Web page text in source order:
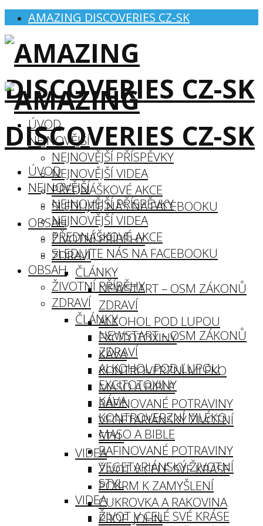
AMAZING DISCOVERIES CZ-SK
ÚVOD
NEJNOVĚJŠÍ
NEJNOVĚJŠÍ PŘÍSPĚVKY
NEJNOVĚJŠÍ VIDEA
PŘEDNÁŠKOVÉ AKCE
SLEDUJTE NÁS NA FACEBOOKU
OBSAH
ŽIVOTNÍ PŘÍBĚHY
ZDRAVÍ
ČLÁNKY
NEWSTART – OSM ZÁKONŮ
ZDRAVÍ
ALKOHOL POD LUPOU
EXCITOTOXINY
KÁVA
KONTROVERZNÍ MLÉKO
MASO A BIBLE
RAFINOVANÉ POTRAVINY
VEGETARIÁNSKÝ ŽIVOTNÍ
STYL
VIDEA
ŽIVOT V CELÉ SVÉ KRÁSE
POKRM K ZAMYŠLENÍ
CUKROVKA A RAKOVINA
PROF. JOHN
ÚVOD
NEJNOVĚJŠÍ
NEJNOVĚJŠÍ PŘÍSPĚVKY
NEJNOVĚJŠÍ VIDEA
PŘEDNÁŠKOVÉ AKCE
SLEDUJTE NÁS NA FACEBOOKU
OBSAH
ŽIVOTNÍ PŘÍBĚHY
ZDRAVÍ
ČLÁNKY
NEWSTART – OSM ZÁKONŮ
ZDRAVÍ
ALKOHOL POD LUPOU
EXCITOTOXINY
KÁVA
KONTROVERZNÍ MLÉKO
MASO A BIBLE
RAFINOVANÉ POTRAVINY
VEGETARIÁNSKÝ ŽIVOTNÍ
STYL
VIDEA
ŽIVOT V CELÉ SVÉ KRÁSE